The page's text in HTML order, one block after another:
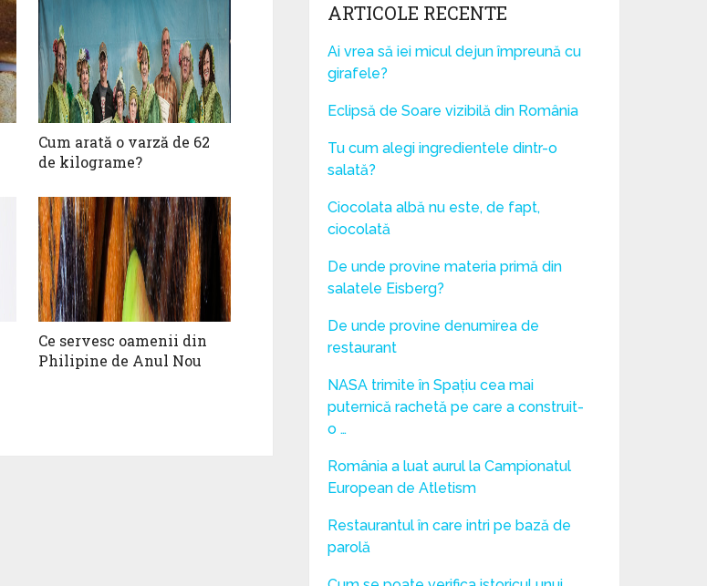
Cum arată o varză de 62
de kilograme?
Ce servesc oamenii din
Philipine de Anul Nou
ARTICOLE RECENTE
Ai vrea să iei micul dejun împreună cu
girafele?
Eclipsă de Soare vizibilă din România
Tu cum alegi ingredientele dintr-o
salată?
Ciocolata albă nu este, de fapt,
ciocolată
De unde provine materia primă din
salatele Eisberg?
De unde provine denumirea de
restaurant
NASA trimite în Spațiu cea mai
puternică rachetă pe care a construit-
o …
România a luat aurul la Campionatul
European de Atletism
Restaurantul în care intri pe bază de
parolă